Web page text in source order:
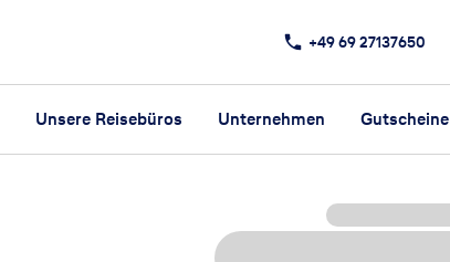
+49 69 27137650
Unsere Reisebüros Unternehmen Gutscheine